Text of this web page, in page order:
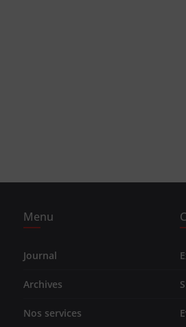
Menu
Journal
Archives
Nos services